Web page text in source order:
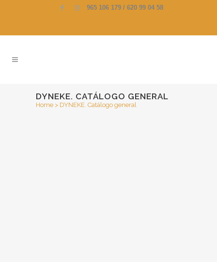
965 106 179 / 620 99 04 58
DYNEKE. CATÁLOGO GENERAL
Home > DYNEKE. Catálogo general